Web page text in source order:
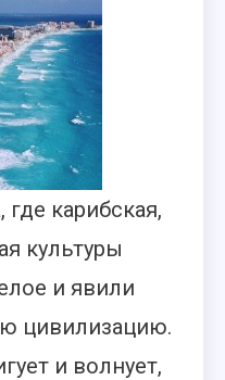
карибская,
культуры
и явили
цивилизацию.
и волнует,